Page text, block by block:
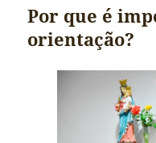
Por que é
orientação?